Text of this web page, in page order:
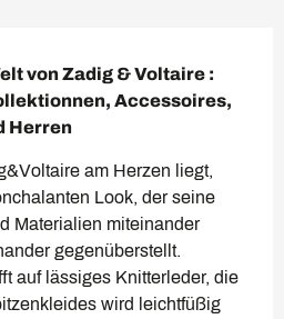
von Zadig & Voltaire :
Accessoires,
Herren
am Herzen liegt,
Look, der seine
Materialien miteinander
gegenüberstellt.
auf lässiges Knitterleder, die
wird leichtfüßig